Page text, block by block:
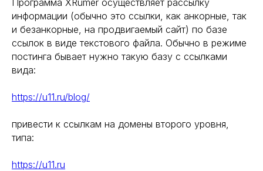
Программа XRumer осуществляет рассылку
информации (обычно это ссылки, как анкорные, так
и безанкорные, на продвигаемый сайт) по базе
ссылок в виде текстового файла. Обычно в режиме
постинга бывает нужно такую базу с ссылками
вида:
https://u11.ru/blog/
привести к ссылкам на домены второго уровня,
типа:
https://u11.ru